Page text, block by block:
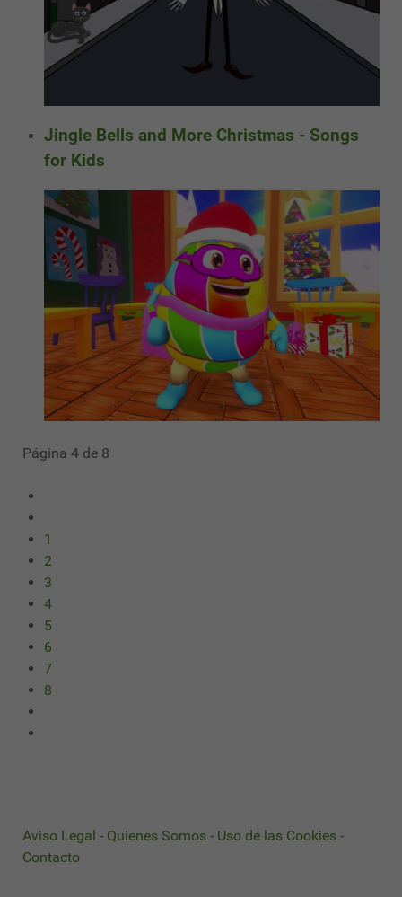
Jingle Bells and More Christmas - Songs
for Kids
Página 4 de 8
1
2
3
4
5
6
7
8
Aviso Legal - Quienes Somos - Uso de las Cookies -
Contacto